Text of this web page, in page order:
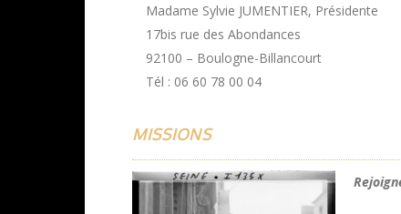
Madame Sylvie JUMENTIER, Présidente
17bis rue des Abondances
92100 – Boulogne-Billancourt
Tél : 06 60 78 00 04
MISSIONS